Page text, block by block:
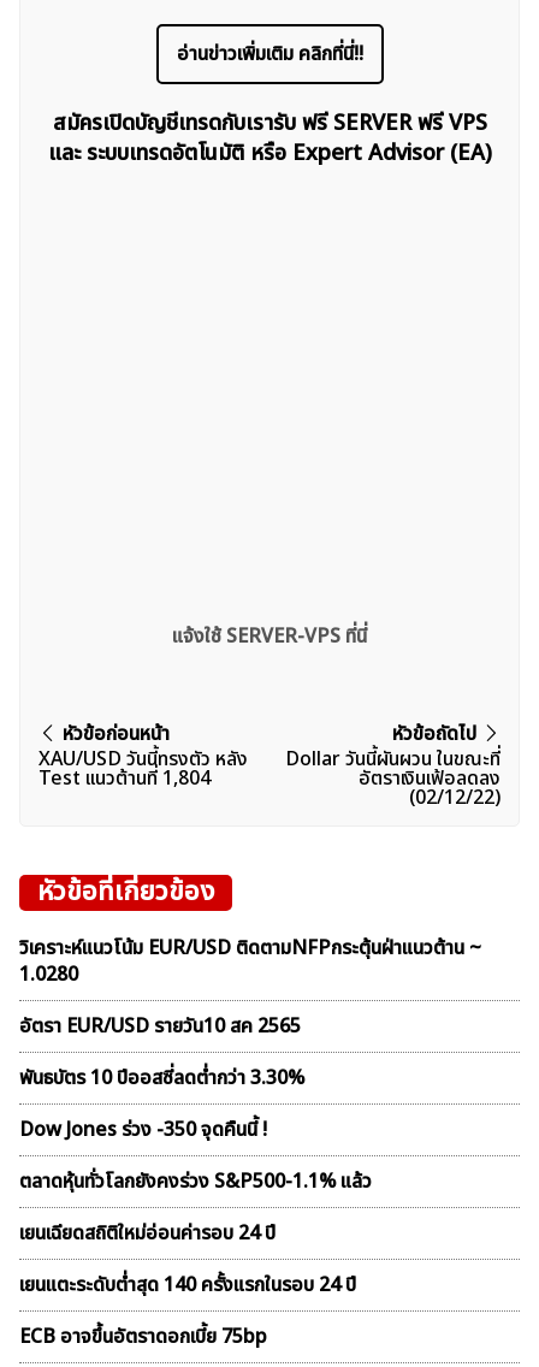
อ่านข่าวเพิ่มเติม คลิกที่นี่!!
สมัครเปิดบัญชีเทรดกับเรารับ ฟรี SERVER ฟรี VPS
และ ระบบเทรดอัตโนมัติ หรือ Expert Advisor (EA)
แจ้งใช้ SERVER-VPS ที่นี่
แนะแนว
เรื่อง
หัวข้อก่อนหน้า
XAU/USD วันนี้ทรงตัว หลัง
Test เเนวต้านที่ 1,804
หัวข้อถัดไป
Dollar วันนี้ผันผวน ในขณะที่
อัตราเงินเฟ้อลดลง
(02/12/22)
หัวข้อที่เกี่ยวข้อง
วิเคราะห์แนวโน้ม EUR/USD ติดตามNFPกระตุ้นฝ่าแนวต้าน ~
1.0280
อัตรา EUR/USD รายวัน10 สค 2565
พันธบัตร 10 ปีออสซี่ลดต่ำกว่า 3.30%
Dow Jones ร่วง -350 จุดคืนนี้ !
ตลาดหุ้นทั่วโลกยังคงร่วง S&P500-1.1% แล้ว
เยนเฉียดสถิติใหม่อ่อนค่ารอบ 24 ปี
เยนแตะระดับต่ำสุด 140 ครั้งแรกในรอบ 24 ปี
ECB อาจขึ้นอัตราดอกเบี้ย 75bp